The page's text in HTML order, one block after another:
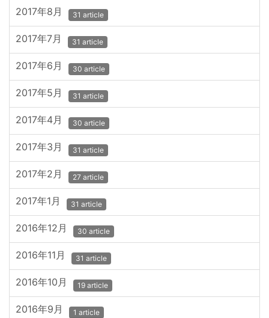
2017年8月 31 article
2017年7月 31 article
2017年6月 30 article
2017年5月 31 article
2017年4月 30 article
2017年3月 31 article
2017年2月 27 article
2017年1月 31 article
2016年12月 30 article
2016年11月 31 article
2016年10月 19 article
2016年9月 1 article